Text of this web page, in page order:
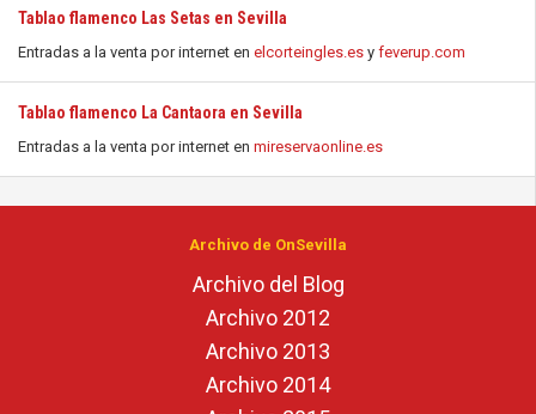
Tablao flamenco Las Setas en Sevilla
Entradas a la venta por internet en elcorteingles.es y feverup.com
Tablao flamenco La Cantaora en Sevilla
Entradas a la venta por internet en mireservaonline.es
Archivo de OnSevilla
Archivo del Blog
Archivo 2012
Archivo 2013
Archivo 2014